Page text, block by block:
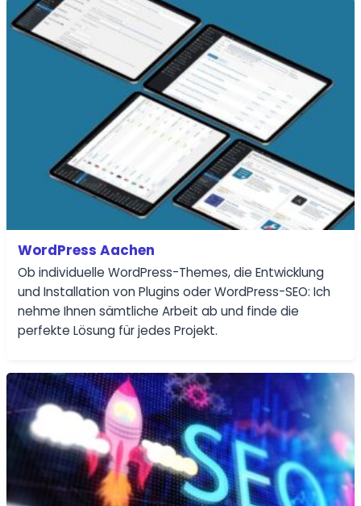
WordPress Aachen
Ob individuelle WordPress-Themes, die Entwicklung
und Installation von Plugins oder WordPress-SEO: Ich
nehme Ihnen sämtliche Arbeit ab und finde die
perfekte Lösung für jedes Projekt.